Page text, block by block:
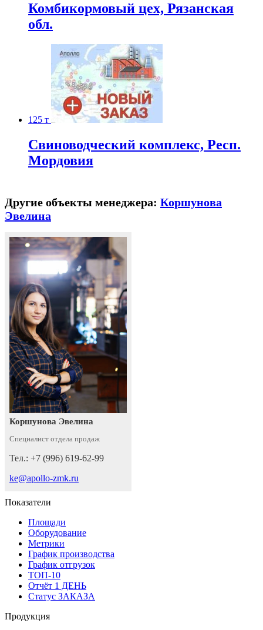
Комбикормовый цех, Рязанская
обл.
125 т
Свиноводческий комплекс, Респ.
Мордовия
Другие объекты менеджера: Коршунова
Эвелина
Коршунова Эвелина
Специалист отдела продаж
Тел.: +7 (996) 619-62-99
ke@apollo-zmk.ru
Показатели
Площади
Оборудование
Метрики
График производства
График отгрузок
ТОП-10
Отчёт 1 ДЕНЬ
Статус ЗАКАЗА
Продукция